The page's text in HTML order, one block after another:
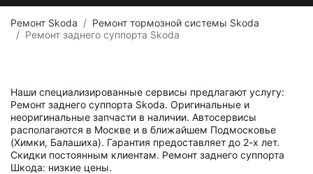
Ремонт Skoda
Ремонт тормозной системы Skoda
Ремонт заднего суппорта Skoda
Наши специализированные сервисы предлагают услугу:
Ремонт заднего суппорта Skoda. Оригинальные и
неоригинальные запчасти в наличии. Автосервисы
располагаются в Москве и в ближайшем Подмосковье
(Химки, Балашиха). Гарантия предоставляет до 2-х лет.
Скидки постоянным клиентам. Ремонт заднего суппорта
Шкода: низкие цены.